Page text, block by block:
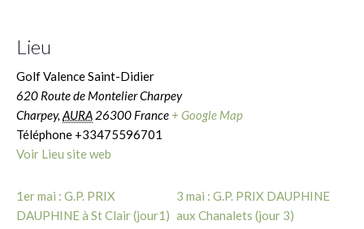
Lieu
Golf Valence Saint-Didier
620 Route de Montelier Charpey
Charpey, AURA 26300 France + Google Map
Téléphone +33475596701
Voir Lieu site web
1er mai : G.P. PRIX
DAUPHINE à St Clair (jour1)
3 mai : G.P. PRIX DAUPHINE
aux Chanalets (jour 3)